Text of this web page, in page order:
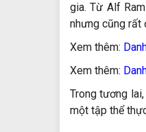
gia. Từ Alf
nhưng cũng rất
Xem thêm:
Xem thêm:
Trong tương
một tập thể